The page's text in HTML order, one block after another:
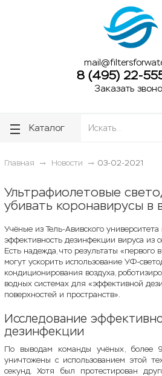
8 (495) 22-
Заказать
Каталог
Главная Новости 03-02-2021
Ультрафиолетовые
убивать коронавирусы в
Учёные из Тель-Авивского университета
эффективность дезинфекции вируса из
Есть надежда, что результаты «первого
могут ускорить использование УФ-
кондиционирования воздуха,
водных системах для «эффективной
поверхностей и пространств».
Исследование
дезинфекции
По выводам команды учёных, более
уничтожены с использованием этой
секунд. Хотя был протестирован